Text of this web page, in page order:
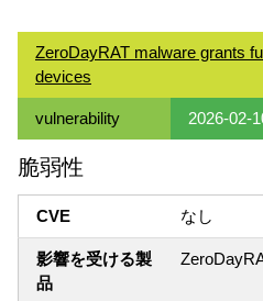
ZeroDayRAT malware grants
devices
vulnerability 2026-02-
脆弱性
CVE なし
影響を受ける製
品